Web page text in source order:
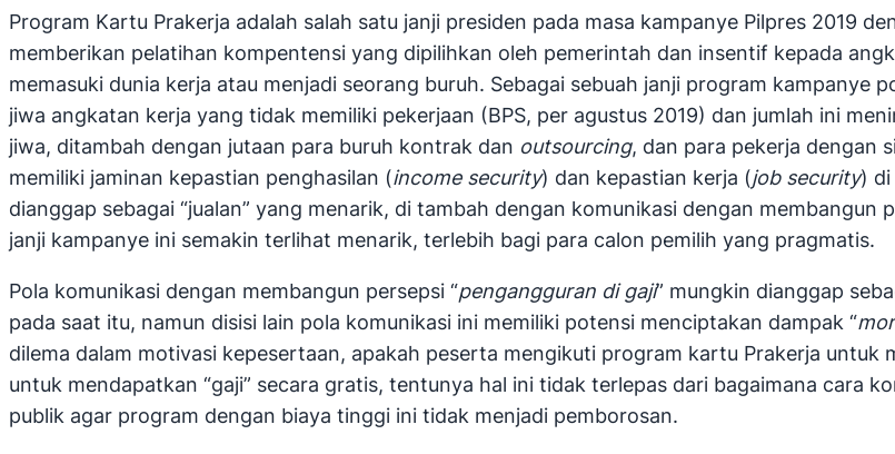
Program Kartu Prakerja adalah salah satu janji presiden pada masa kampanye Pilpres 2019
memberikan pelatihan kompentensi yang dipilihkan oleh pemerintah dan insentif kepada
memasuki dunia kerja atau menjadi seorang buruh. Sebagai sebuah janji program kampanye
jiwa angkatan kerja yang tidak memiliki pekerjaan (BPS, per agustus 2019) dan jumlah ini
jiwa, ditambah dengan jutaan para buruh kontrak dan outsourcing, dan para pekerja dengan
memiliki jaminan kepastian penghasilan (income security) dan kepastian kerja (job security) di
dianggap sebagai “jualan” yang menarik, di tambah dengan komunikasi dengan membangun
janji kampanye ini semakin terlihat menarik, terlebih bagi para calon pemilih yang pragmatis.
Pola komunikasi dengan membangun persepsi “pengangguran di gaji” mungkin dianggap
pada saat itu, namun disisi lain pola komunikasi ini memiliki potensi menciptakan dampak “
dilema dalam motivasi kepesertaan, apakah peserta mengikuti program kartu Prakerja
untuk mendapatkan “gaji” secara gratis, tentunya hal ini tidak terlepas dari bagaimana cara
publik agar program dengan biaya tinggi ini tidak menjadi pemborosan.